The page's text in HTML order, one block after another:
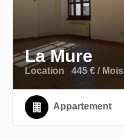
La Mure
Location 445 € / Mois
Appartement